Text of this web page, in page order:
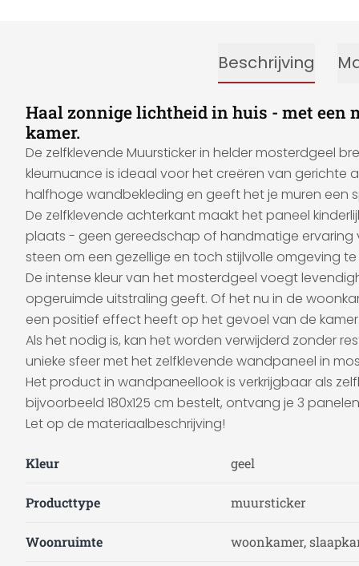
Beschrijving
Haal zonnige lichtheid in huis - met een
kamer.
De zelfklevende Muursticker in helder mosterdgeel
kleurnuance is ideaal voor het creëren van gerichte
halfhoge wandbekleding en geeft het je muren een
De zelfklevende achterkant maakt het paneel
plaats - geen gereedschap of handmatige ervaring
steen om een gezellige en toch stijlvolle omgeving te
De intense kleur van het mosterdgeel voegt
opgeruimde uitstraling geeft. Of het nu in de
een positief effect heeft op het gevoel van de kamer.
Als het nodig is, kan het worden verwijderd zonder
unieke sfeer met het zelfklevende wandpaneel in
Het product in wandpaneellook is verkrijgbaar als
bijvoorbeeld 180x125 cm bestelt, ontvang je 3
Let op de materiaalbeschrijving!
Kleur geel
Producttype muursticker
Woonruimte woonkamer,